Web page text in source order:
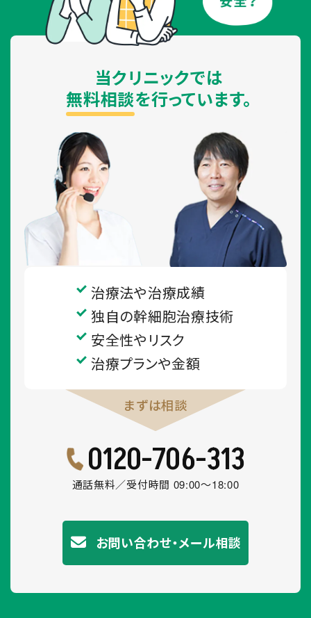
当クリニックでは
無料相談を行っています。
治療法や治療成績
独自の幹細胞治療技術
安全性やリスク
治療プランや金額
0120-706-313
通話無料／受付時間 09:00～18:00
お問い合わせ・メール相談